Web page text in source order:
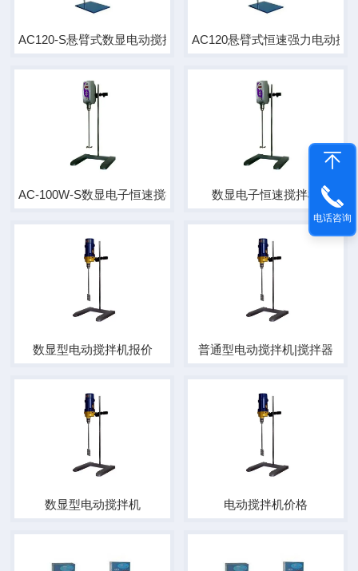
AC120-S悬臂式数显电动搅拌机|搅拌器AC120悬臂式恒速强力电动搅
AC-100W-S数显电子恒速搅拌机 数显电子恒速搅拌机
数显型电动搅拌机报价 普通型电动搅拌机|搅拌器
数显型电动搅拌机 电动搅拌机价格
电话咨询